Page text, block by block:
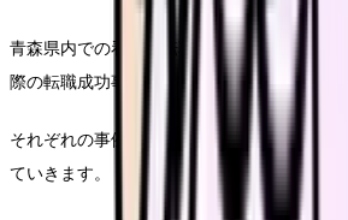
青森県内での看護師転職を具体的にイメー
際の転職成功事例をご紹介します。
それぞれの事例から、転職活動のポイント
ていきます。